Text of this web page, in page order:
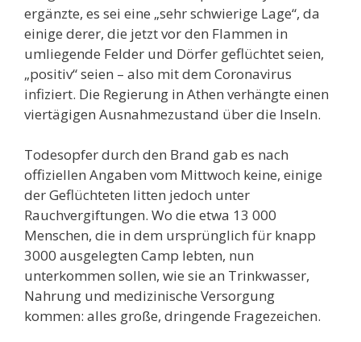
ergänzte, es sei eine „sehr schwierige Lage“, da
einige derer, die jetzt vor den Flammen in
umliegende Felder und Dörfer geflüchtet seien,
„positiv“ seien – also mit dem Coronavirus
infiziert. Die Regierung in Athen verhängte einen
viertägigen Ausnahmezustand über die Inseln.
Todesopfer durch den Brand gab es nach
offiziellen Angaben vom Mittwoch keine, einige
der Geflüchteten litten jedoch unter
Rauchvergiftungen. Wo die etwa 13 000
Menschen, die in dem ursprünglich für knapp
3000 ausgelegten Camp lebten, nun
unterkommen sollen, wie sie an Trinkwasser,
Nahrung und medizinische Versorgung
kommen: alles große, dringende Fragezeichen.